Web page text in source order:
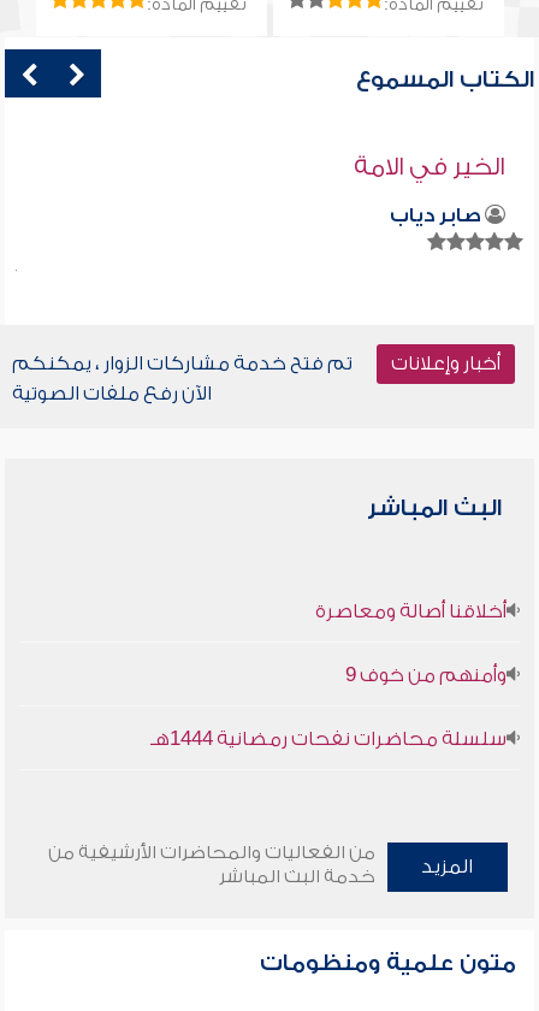
تقييم المادة: تقييم المادة:
الكتاب المسموع
الخير في الامة
صابر دياب
أخبار وإعلانات
تم فتح خدمة مشاركات الزوار ، يمكنكم
الآن رفع ملفات الصوتية
البث المباشر
أخلاقنا أصالة ومعاصرة
وأمنهم من خوف 9
سلسلة محاضرات نفحات رمضانية 1444هـ
المزيد
من الفعاليات والمحاضرات الأرشيفية من
خدمة البث المباشر
متون علمية ومنظومات